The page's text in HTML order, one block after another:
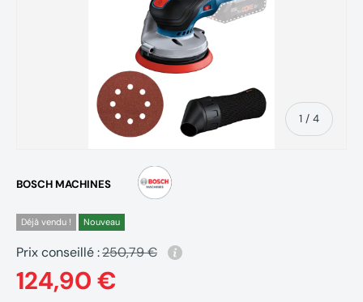
1 / de
4
BOSCH MACHINES
Déjà vendu ! Nouveau
Prix conseillé :250,79 €
124,90 €